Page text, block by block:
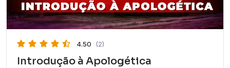
4.50 (2)
Introdução à Apologética